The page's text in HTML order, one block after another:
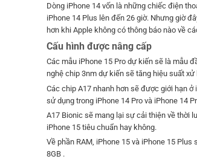
Dòng iPhone 14 vốn là những chiếc điện
iPhone 14 Plus lên đến 26 giờ. Nhưng giờ
hơn khi Apple không có thông báo nào về
Cấu hình được nâng cấp
Các mẫu iPhone 15 Pro dự kiến ​​sẽ là mẫu
nghệ chip 3nm dự kiến ​​sẽ tăng hiệu suất
Các chip A17 nhanh hơn sẽ được giới hạn
sử dụng trong iPhone 14 Pro và iPhone 14
A17 Bionic sẽ mang lại sự cải thiện về thời
iPhone 15 tiêu chuẩn hay không.
Về phần RAM, iPhone 15 và iPhone 15
8GB .